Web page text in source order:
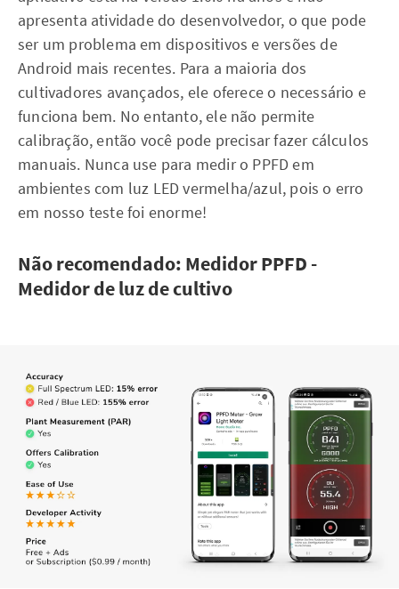
apresenta atividade do desenvolvedor, o que pode
ser um problema em dispositivos e versões de
Android mais recentes. Para a maioria dos
cultivadores avançados, ele oferece o necessário e
funciona bem. No entanto, ele não permite
calibração, então você pode precisar fazer cálculos
manuais. Nunca use para medir o PPFD em
ambientes com luz LED vermelha/azul, pois o erro
em nosso teste foi enorme!
Não recomendado: Medidor PPFD -
Medidor de luz de cultivo